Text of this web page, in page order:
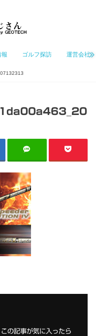
報 ゴルフ探訪 運営会社
この記事が気に入ったら